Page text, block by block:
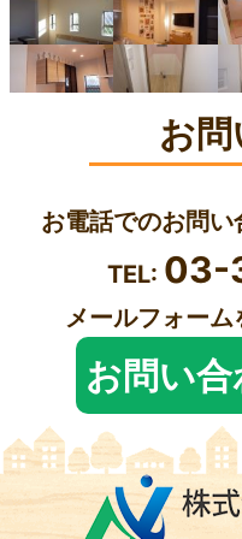
お
お電話でのお問
TEL: 03-
メールフォー
お問い